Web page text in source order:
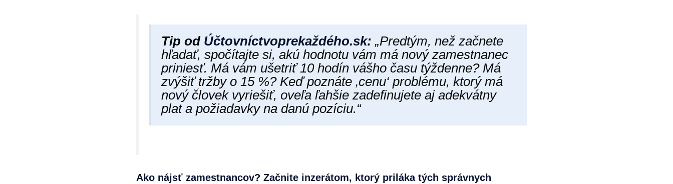
Tip od Účtovníctvoprekaždéh​o.sk: „Predtým, než začnete
hľadať, spočítajte si, akú hodnotu vám má nový zamestnanec
priniesť. Má vám ušetriť 10 hodín vášho času týždenne? Má
zvýšiťtržbyo 15 %? Keď poznáte ‚cenu‘ problému, ktorý má
nový človek vyriešiť, oveľa ľahšie zadefinujete aj adekvátny
plat a požiadavky na danú pozíciu.“
Ako nájsť zamestnancov? Začnite inzerátom, ktorý priláka tých správnych